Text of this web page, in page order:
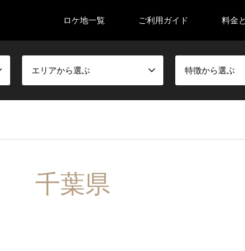
ロケ地一覧 ご利用ガイド 料金
エリアから選ぶ 特徴から選ぶ
千葉県